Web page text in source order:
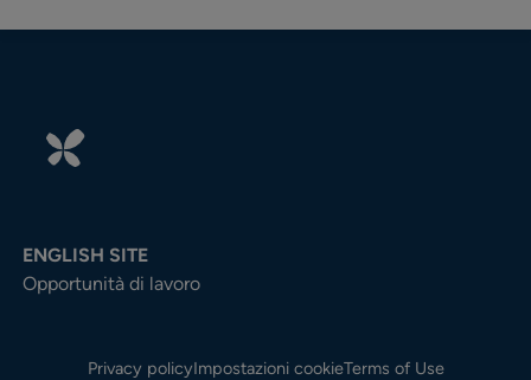
ENGLISH SITE
Opportunità di lavoro
Privacy policyImpostazioni cookieTerms of Use